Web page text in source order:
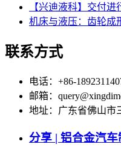
【兴迪液科】交付
机床与液压：齿轮成
联系方式
电话：+86-
邮箱：
地址：广东省佛山市
分享 | 铝合金汽